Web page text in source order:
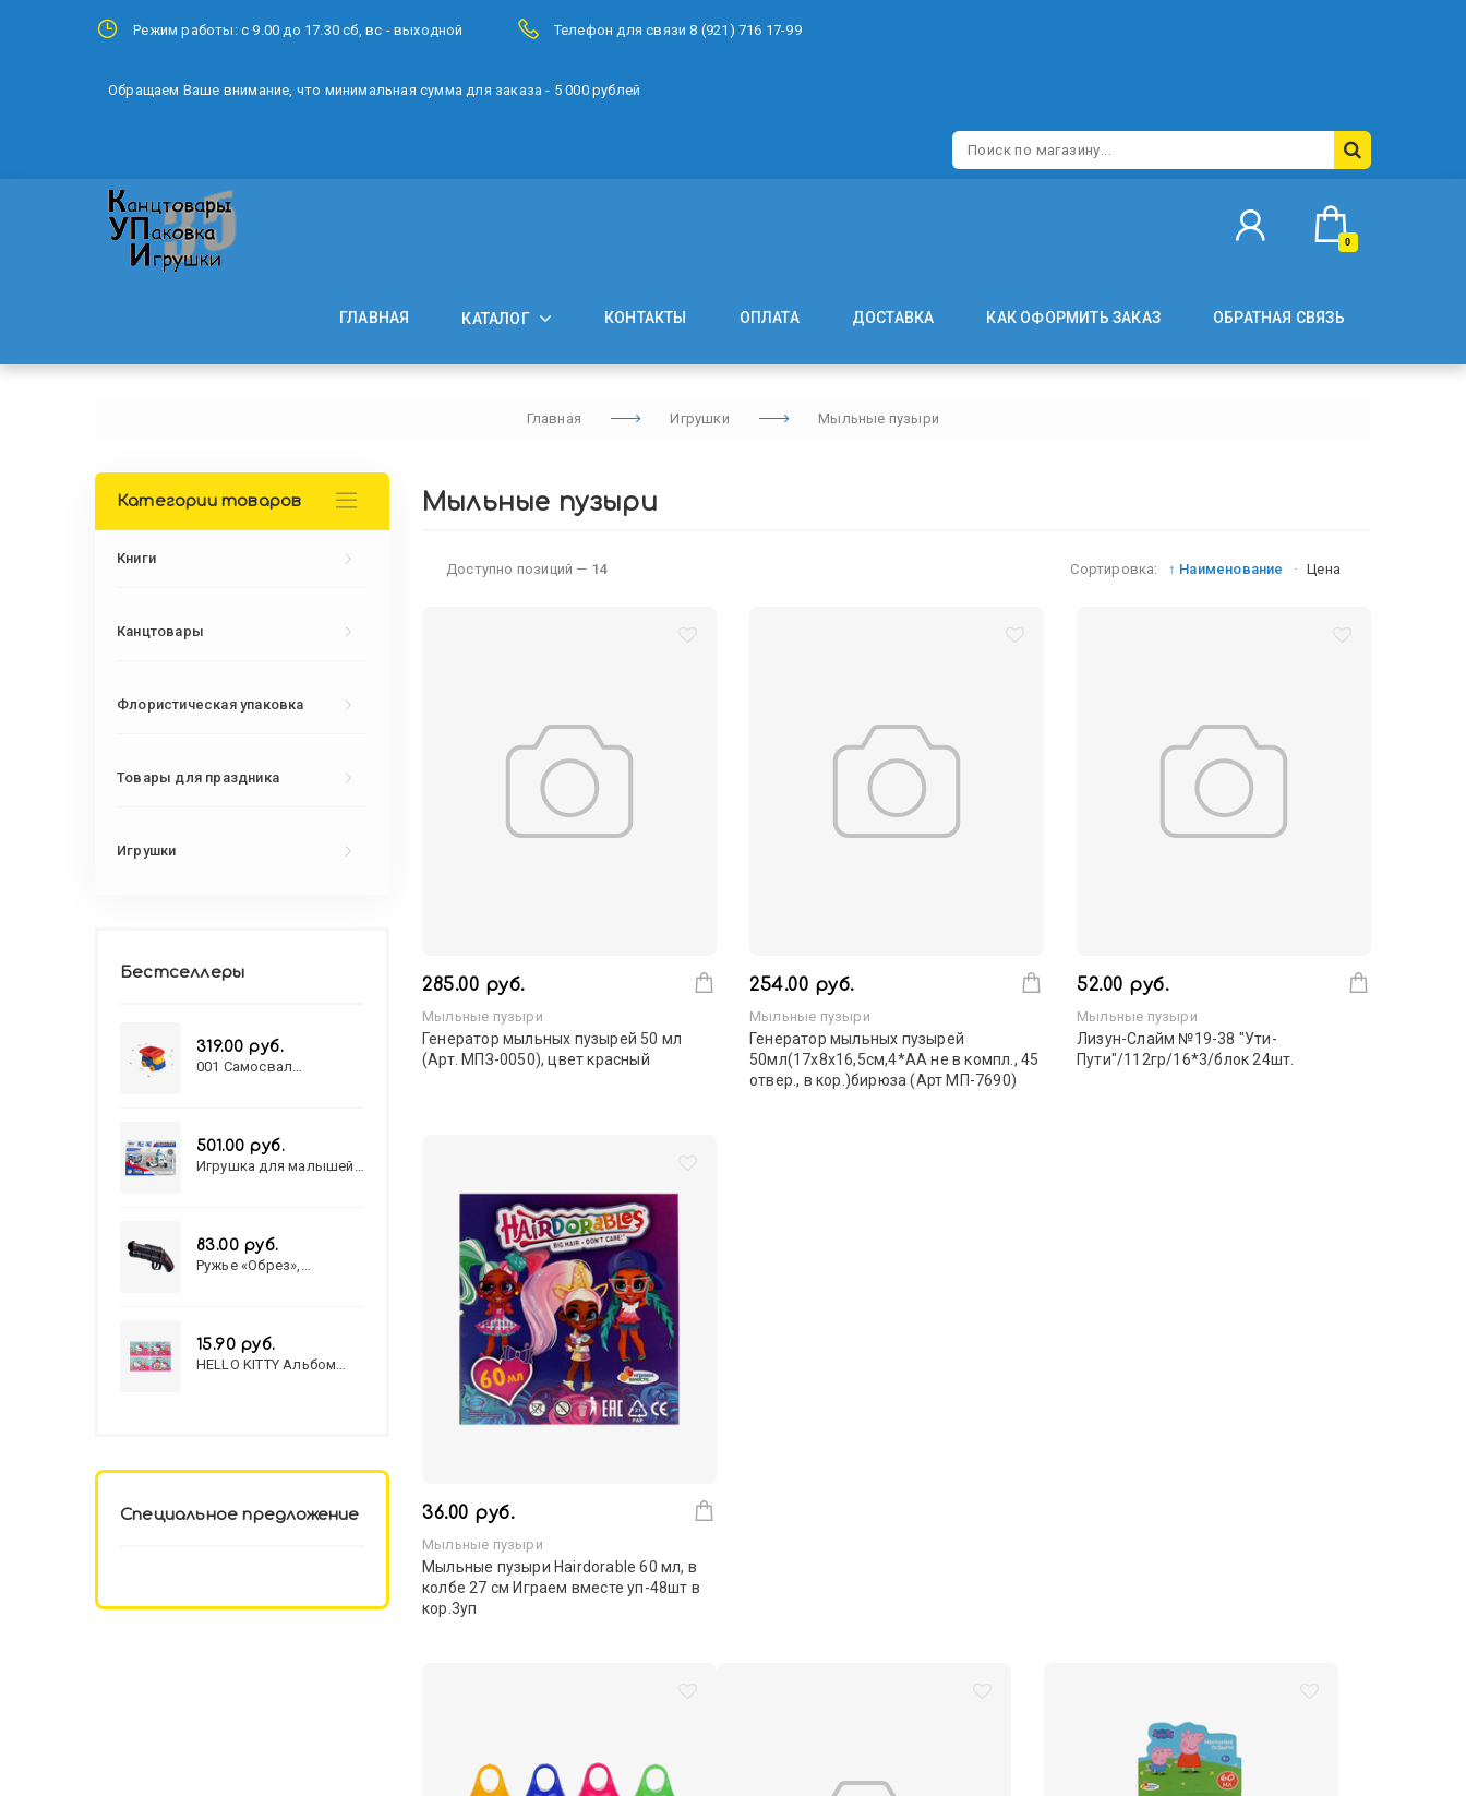
Режим работы: с 9.00 до 17.30 сб, вс - выходной Телефон для связи 8 (921) 716 17-99
Обращаем Ваше внимание, что минимальная сумма для заказа - 5 000 рублей
0
ГЛАВНАЯ КАТАЛОГ КОНТАКТЫ ОПЛАТА ДОСТАВКА КАК ОФОРМИТЬ ЗАКАЗ ОБРАТНАЯ СВЯЗЬ
Главная Игрушки Мыльные пузыри
Мыльные пузыри
Доступно позиций — 14 Сортировка: ↑ Наименование · Цена
285.00 руб.
Мыльные пузыри
Генератор мыльных пузырей 50 мл
(Арт. МПЗ-0050), цвет красный
254.00 руб.
Мыльные пузыри
Генератор мыльных пузырей
50мл(17х8х16,5см,4*АА не в компл., 45
отвер., в кор.)бирюза (Арт МП-7690)
52.00 руб.
Мыльные пузыри
Лизун-Слайм №19-38 "Ути-
Пути"/112гр/16*3/блок 24шт.
36.00 руб.
Мыльные пузыри
Мыльные пузыри Hairdorable 60 мл, в
колбе 27 см Играем вместе уп-48шт в
кор.3уп
Категории товаров
Книги
Канцтовары
Флористическая упаковка
Товары для праздника
Игрушки
Бестселлеры
319.00 руб.
001 Самосвал
501.00 руб.
Игрушка для малышей
83.00 руб.
Ружье «Обрез»,
15.90 руб.
HELLO KITTY Альбом
Специальное предложение